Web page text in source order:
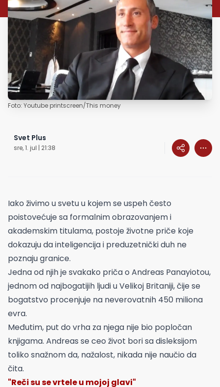
Foto: Youtube printscreen/This money
Svet Plus
sre, 1. jul | 21:38
Iako živimo u svetu u kojem se uspeh često
poistovećuje sa formalnim obrazovanjem i
akademskim titulama, postoje životne priče koje
dokazuju da inteligencija i preduzetnički duh ne
poznaju granice.
Jedna od njih je svakako priča o Andreas Panayiotou,
jednom od najbogatijih ljudi u Velikoj Britaniji, čije se
bogatstvo procenjuje na neverovatnih 450 miliona
evra.
Međutim, put do vrha za njega nije bio popločan
knjigama. Andreas se ceo život bori sa disleksijom
toliko snažnom da, nažalost, nikada nije naučio da
čita.
"Reči su se vrtele u mojoj glavi"